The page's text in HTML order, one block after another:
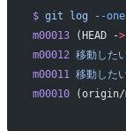
$ git log --
m00013 (HEAD ->
m00012 移動した
m00011
移動した
m00010 (origin/